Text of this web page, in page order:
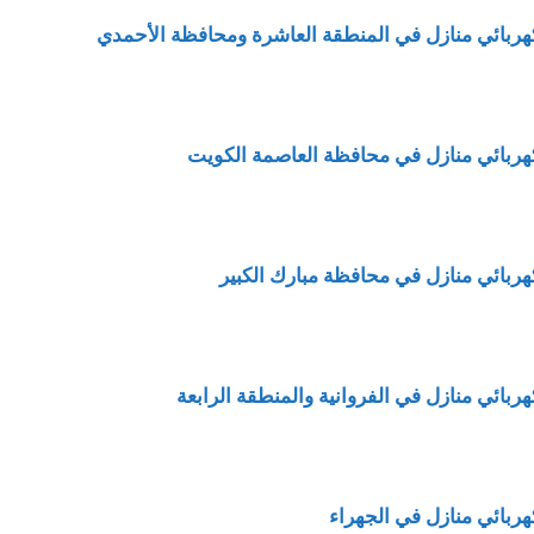
منازل في المنطقة العاشرة ومحافظة الأحمدي
منازل في محافظة العاصمة الكويت
منازل في محافظة مبارك الكبير
منازل في الفروانية والمنطقة الرابعة
منازل في الجهراء